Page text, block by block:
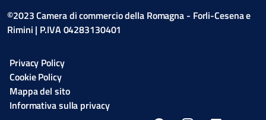
©2023 Camera di commercio della Romagna - Forli-Cesena e
Rimini | P.IVA 04283130401
Privacy Policy
Cookie Policy
Mappa del sito
Informativa sulla privacy